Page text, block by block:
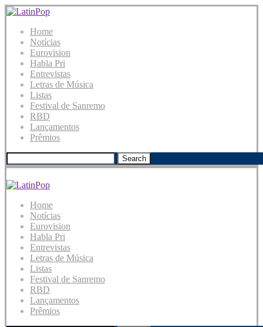
Home
Notícias
Eurovision
Habla Pri
Entrevistas
Letras de Música
Listas
Festival de Sanremo
RBD
Lançamentos
Prêmios
Search
Home
Notícias
Eurovision
Habla Pri
Entrevistas
Letras de Música
Listas
Festival de Sanremo
RBD
Lançamentos
Prêmios